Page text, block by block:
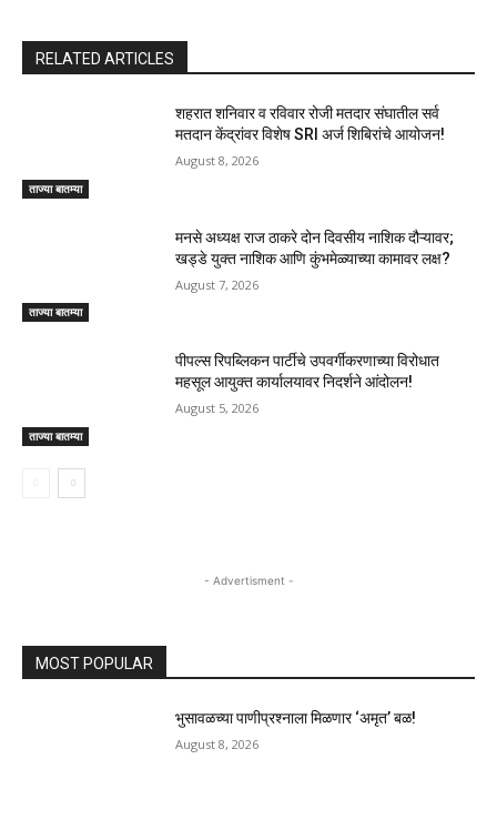
RELATED ARTICLES
ताज्या बातम्या
शहरात शनिवार व रविवार रोजी मतदार संघातील सर्व
मतदान केंद्रांवर विशेष SRI अर्ज शिबिरांचे आयोजन!
August 8, 2026
ताज्या बातम्या
मनसे अध्यक्ष राज ठाकरे दोन दिवसीय नाशिक दौऱ्यावर;
खड्डे युक्त नाशिक आणि कुंभमेळ्याच्या कामावर लक्ष?
August 7, 2026
ताज्या बातम्या
पीपल्स रिपब्लिकन पार्टीचे उपवर्गीकरणाच्या विरोधात
महसूल आयुक्त कार्यालयावर निदर्शने आंदोलन!
August 5, 2026
- Advertisment -
MOST POPULAR
भुसावळच्या पाणीप्रश्नाला मिळणार ‘अमृत’ बळ!
August 8, 2026